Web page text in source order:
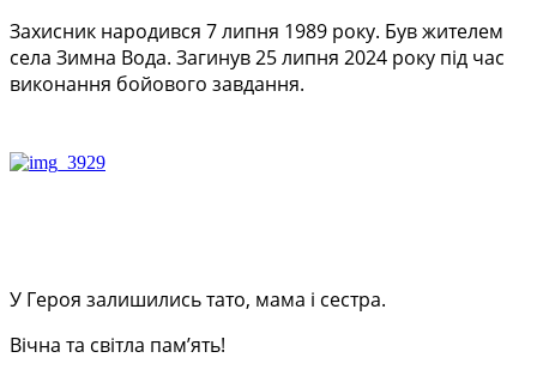
Захисник народився 7 липня 1989 року. Був жителем
села Зимна Вода. Загинув 25 липня 2024 року під час
виконання бойового завдання.
У Героя залишились тато, мама і сестра.
Вічна та світла памʼять!